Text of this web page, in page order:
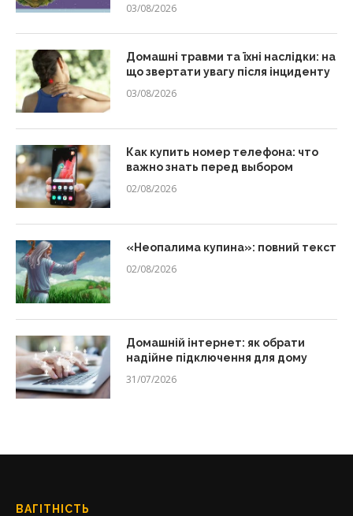
03/08/2026
Домашні травми та їхні наслідки: на
що звертати увагу після інциденту
03/08/2026
Как купить номер телефона: что
важно знать перед выбором
02/08/2026
«Неопалима купина»: повний текст
02/08/2026
Домашній інтернет: як обрати
надійне підключення для дому
31/07/2026
ВАГІТНІСТЬ